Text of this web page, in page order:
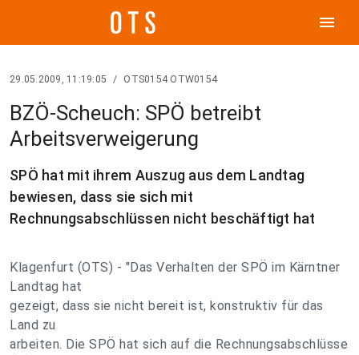
menu
29.05.2009, 11:19:05 / OTS0154 OTW0154
BZÖ-Scheuch: SPÖ betreibt
Arbeitsverweigerung
SPÖ hat mit ihrem Auszug aus dem Landtag
bewiesen, dass sie sich mit
Rechnungsabschlüssen nicht beschäftigt hat
Klagenfurt (OTS) - "Das Verhalten der SPÖ im Kärntner
Landtag hat
gezeigt, dass sie nicht bereit ist, konstruktiv für das
Land zu
arbeiten. Die SPÖ hat sich auf die Rechnungsabschlüsse